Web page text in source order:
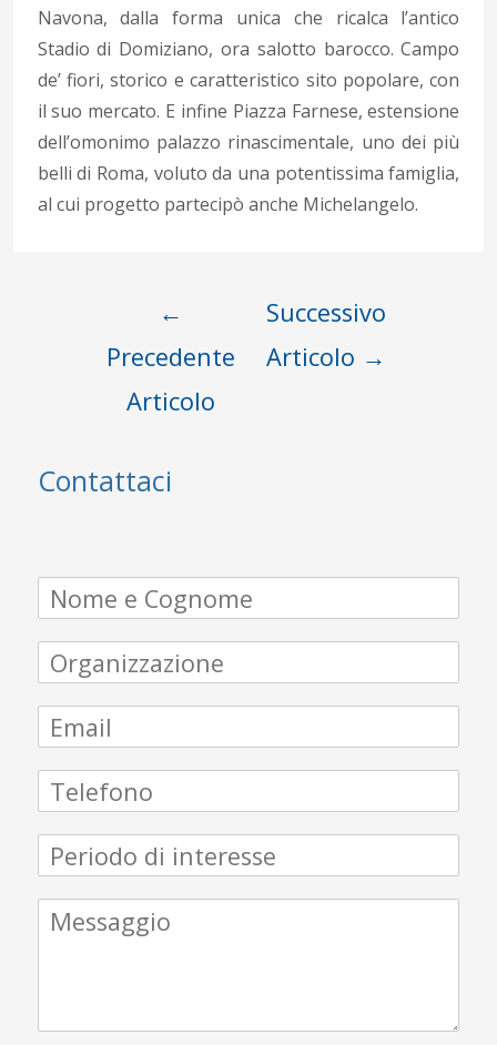
Navona, dalla forma unica che ricalca l’antico
Stadio di Domiziano, ora salotto barocco. Campo
de’ fiori, storico e caratteristico sito popolare, con
il suo mercato. E infine Piazza Farnese, estensione
dell’omonimo palazzo rinascimentale, uno dei più
belli di Roma, voluto da una potentissima famiglia,
al cui progetto partecipò anche Michelangelo.
Navigazione
articoli
←
Precedente
Articolo
Successivo
Articolo →
Contattaci